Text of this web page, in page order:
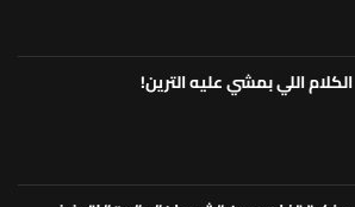
الكلام اللي بمشي عليه الترين!